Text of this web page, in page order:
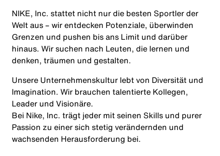
NIKE, Inc. stattet nicht nur die besten Sportler der
Welt aus – wir entdecken Potenziale, überwinden
Grenzen und pushen bis ans Limit und darüber
hinaus. Wir suchen nach Leuten, die lernen und
denken, träumen und gestalten.
Unsere Unternehmenskultur lebt von Diversität und
Imagination. Wir brauchen talentierte Kollegen,
Leader und Visionäre.
Bei Nike, Inc. trägt jeder mit seinen Skills und purer
Passion zu einer sich stetig verändernden und
wachsenden Herausforderung bei.